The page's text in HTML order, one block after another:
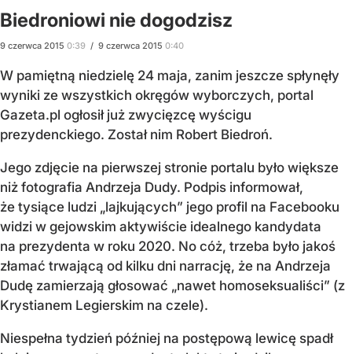
Biedroniowi nie dogodzisz
9 czerwca 2015 0:39 / 9 czerwca 2015 0:40
W pamiętną niedzielę 24 maja, zanim jeszcze spłynęły
wyniki ze wszystkich okręgów wyborczych, portal
Gazeta.pl ogłosił już zwycięzcę wyścigu
prezydenckiego. Został nim Robert Biedroń.
Jego zdjęcie na pierwszej stronie portalu było większe
niż fotografia Andrzeja Dudy. Podpis informował,
że tysiące ludzi „lajkujących” jego profil na Facebooku
widzi w gejowskim aktywiście idealnego kandydata
na prezydenta w roku 2020. No cóż, trzeba było jakoś
złamać trwającą od kilku dni narrację, że na Andrzeja
Dudę zamierzają głosować „nawet homoseksuali­ści” (z
Krystianem Legierskim na czele).
Niespełna tydzień później na postępową lewicę spadł